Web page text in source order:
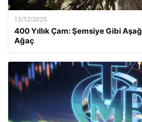
13/12/2025
400 Yıllık Çam: Şemsiye Gibi
Ağaç